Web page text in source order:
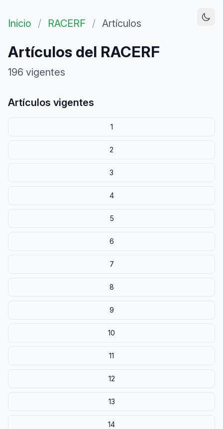
Inicio / RACERF / Artículos
Artículos del RACERF
196 vigentes
Artículos vigentes
1
2
3
4
5
6
7
8
9
10
11
12
13
14